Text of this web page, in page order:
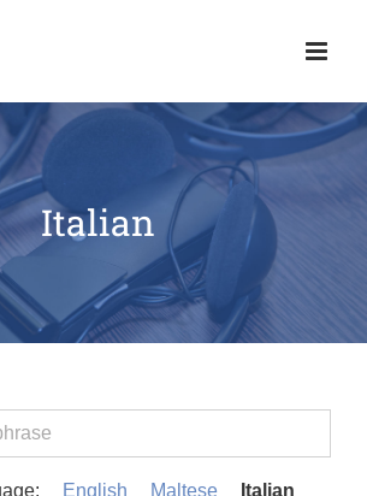
Italian
English Maltese Italian